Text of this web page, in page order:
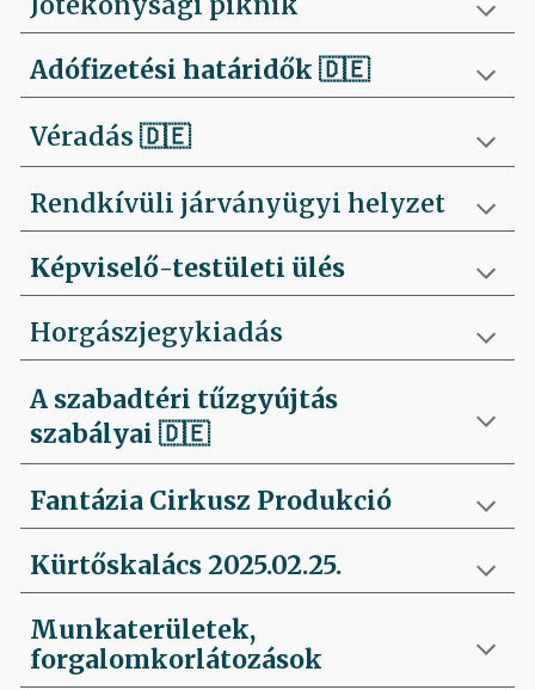
Adófizetési határidők🇩🇪
Véradás🇩🇪
Rendkívüli járványügyi helyzet
Képviselő-testületi ülés
Horgászjegykiadás
A szabadtéri tűzgyújtás
szabályai 🇩🇪
Fantázia Cirkusz Produkció
Kürtőskalács 2025.02.25.
Munkaterületek,
forgalomkorlátozások